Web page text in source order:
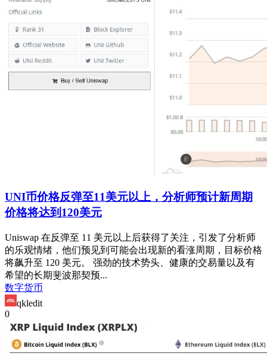
UNI币价格反弹至11美元以上，分析师预计新周期
价格将达到120美元
Uniswap 在反弹至 11 美元以上后获得了关注，引发了分析师
的乐观情绪，他们预见到可能会出现新的看涨周期，目标价格
将飙升至 120 美元。 强劲的技术势头、健康的交易量以及有
希望的长期斐波那契预...
数字货币
qkledit
0